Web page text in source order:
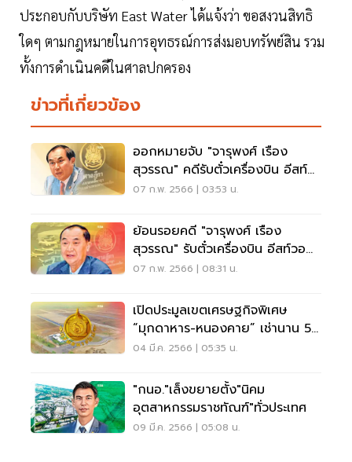
ประกอบกับบริษัท East Water ได้แจ้งว่า ขอสงวนสิทธิ
ใดๆ ตามกฎหมายในการอุทธรณ์การส่งมอบทรัพย์สิน รวม
ทั้งการดำเนินคดีในศาลปกครอง
ข่าวที่เกี่ยวข้อง
ออกหมายจับ "จารุพงศ์ เรือง
สุวรรณ" คดีรับตั๋วเครื่องบิน อีสท์
วอเตอร์ปี 55-56
07 ก.พ. 2566 | 03:53 น.
ย้อนรอยคดี "จารุพงศ์ เรือง
สุวรรณ" รับตั๋วเครื่องบิน อีสท์วอ
เตอร์
07 ก.พ. 2566 | 08:31 น.
เปิดประมูลเขตเศรษฐกิจพิเศษ
“มุกดาหาร-หนองคาย” เช่านาน 50
ปี
04 มี.ค. 2566 | 05:35 น.
"กนอ."เล็งขยายตั้ง"นิคม
อุตสาหกรรมราชทัณฑ์"ทั่วประเทศ
09 มี.ค. 2566 | 05:08 น.